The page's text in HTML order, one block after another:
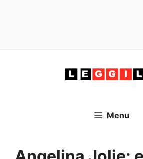
Menu